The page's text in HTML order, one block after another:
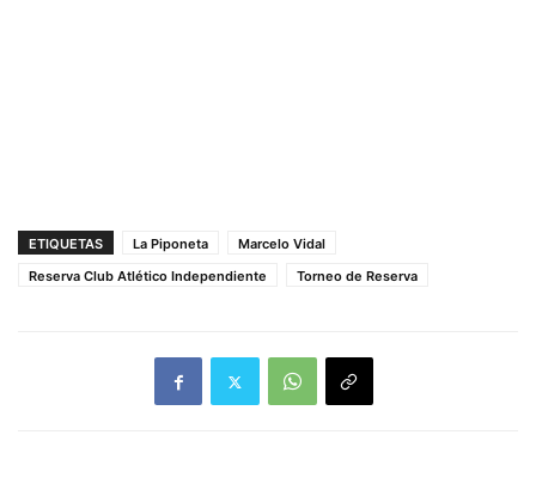
ETIQUETAS La Piponeta
Marcelo Vidal
Reserva Club Atlético Independiente
Torneo de Reserva